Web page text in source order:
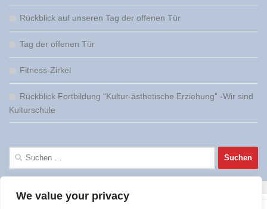
We value your privacy
Rückblick auf unseren Tag der offenen Tür
Tag der offenen Tür
Fitness-Zirkel
Rückblick Fortbildung “Kultur-ästhetische Erziehung” -Wir sind
Kulturschule
Suchen